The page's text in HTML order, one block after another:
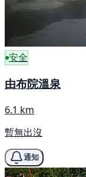
安全
由布院溫泉
6.1 km
暫無出沒
通知